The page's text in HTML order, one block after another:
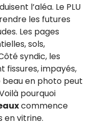
l’aléa. Le PLU
les futures
Les pages
sols,
syndic, les
fissures, impayés,
beau en photo peut
pourquoi
commence
en vitrine.